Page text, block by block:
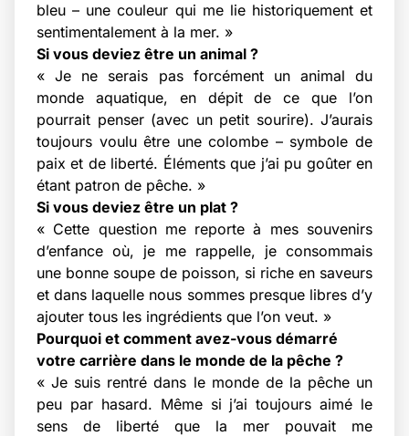
bleu – une couleur qui me lie historiquement et
sentimentalement à la mer. »
Si vous deviez être un animal ?
« Je ne serais pas forcément un animal du
monde aquatique, en dépit de ce que l’on
pourrait penser (avec un petit sourire). J’aurais
toujours voulu être une colombe – symbole de
paix et de liberté. Éléments que j’ai pu goûter en
étant patron de pêche. »
Si vous deviez être un plat ?
« Cette question me reporte à mes souvenirs
d’enfance où, je me rappelle, je consommais
une bonne soupe de poisson, si riche en saveurs
et dans laquelle nous sommes presque libres d’y
ajouter tous les ingrédients que l’on veut. »
Pourquoi et comment avez-vous démarré
votre carrière dans le monde de la pêche ?
« Je suis rentré dans le monde de la pêche un
peu par hasard. Même si j’ai toujours aimé le
sens de liberté que la mer pouvait me